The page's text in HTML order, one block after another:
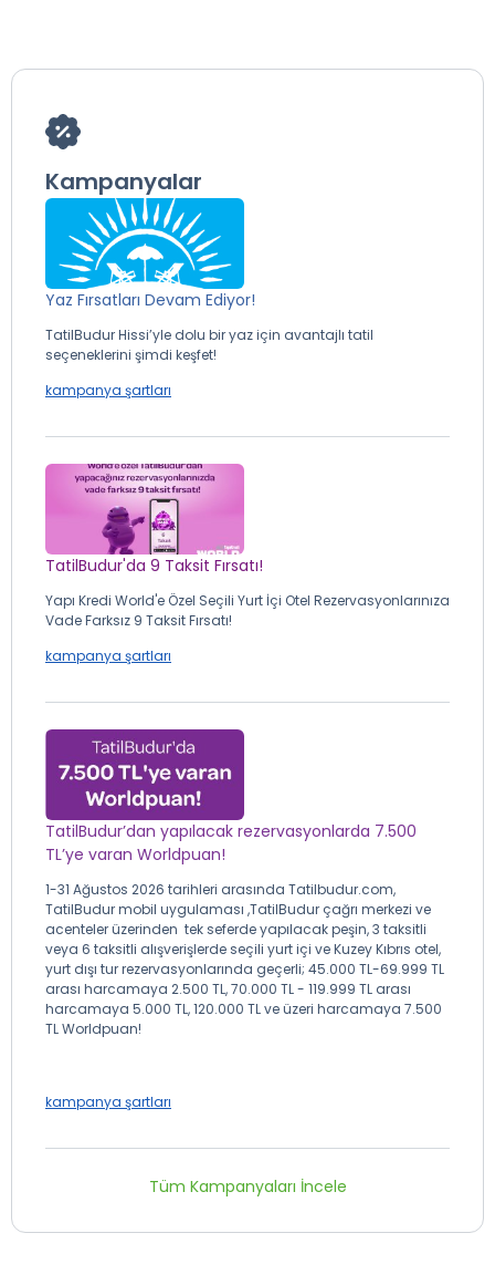
Kampanyalar
Yaz Fırsatları Devam Ediyor!
TatilBudur Hissi’yle dolu bir yaz için avantajlı tatil
seçeneklerini şimdi keşfet!
kampanya şartları
TatilBudur'da 9 Taksit Fırsatı!
Yapı Kredi World'e Özel Seçili Yurt İçi Otel Rezervasyonlarınıza
Vade Farksız 9 Taksit Fırsatı!
kampanya şartları
TatilBudur’dan yapılacak rezervasyonlarda 7.500
TL’ye varan Worldpuan!
1-31 Ağustos 2026 tarihleri arasında Tatilbudur.com,
TatilBudur mobil uygulaması ,TatilBudur çağrı merkezi ve
acenteler üzerinden tek seferde yapılacak peşin, 3 taksitli
veya 6 taksitli alışverişlerde seçili yurt içi ve Kuzey Kıbrıs otel,
yurt dışı tur rezervasyonlarında geçerli; 45.000 TL-69.999 TL
arası harcamaya 2.500 TL, 70.000 TL - 119.999 TL arası
harcamaya 5.000 TL, 120.000 TL ve üzeri harcamaya 7.500
TL Worldpuan!
kampanya şartları
Tüm Kampanyaları İncele